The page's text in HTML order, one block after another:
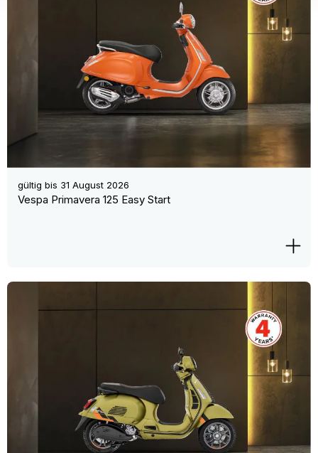
gültig bis 31 August 2026
Vespa Primavera 125 Easy Start